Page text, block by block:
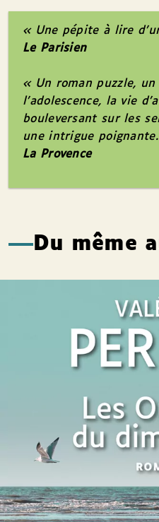
« Une pépite à lire
Le Parisien
« Un roman puzzle, un
l’adolescence, la vie
bouleversant sur les
une intrigue
La Provence
Du même
Les Oubliés